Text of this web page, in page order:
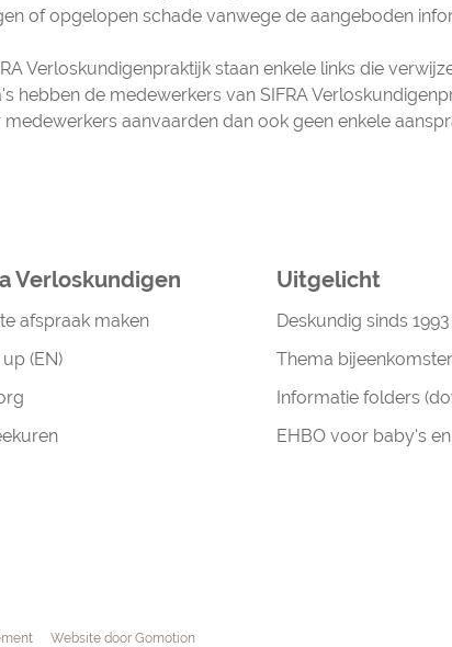
of opgelopen schade vanwege de aangeboden
Verloskundigenpraktijk staan enkele links die
hebben de medewerkers van SIFRA
aanvaarden dan ook geen enkele
Verloskundigen
afspraak maken
(EN)
Uitgelicht
Deskundig sinds 1993
Thema
Informatie folders
EHBO voor baby's
Website door Gomotion